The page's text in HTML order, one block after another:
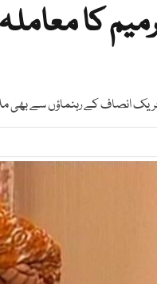
کا
انصاف کے رہنماؤں سے بھی